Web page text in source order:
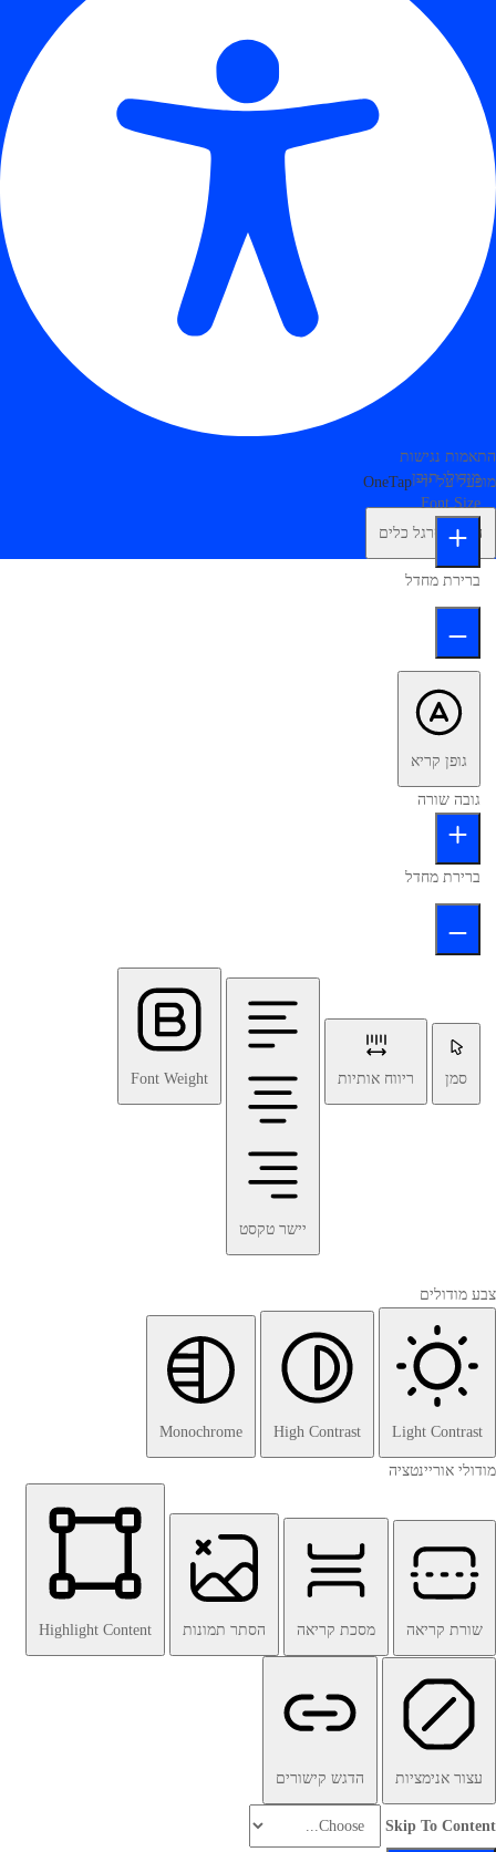
התאמות נגישות
מופעל על ידיOneTap
הסתר סרגל כלים
מודולי תוכן
Font Size
ברירת מחדל
גופן קריא
גובה שורה
ברירת מחדל
סמן ריווח אותיות
יישר טקסט
Font Weight
צבע מודולים
Light Contrast
High Contrast
Monochrome
מודולי אוריינטציה
שורת קריאה מסכת קריאה הסתר תמונות Highlight Content
עצור אנימציות הדגש קישורים
Skip To Content